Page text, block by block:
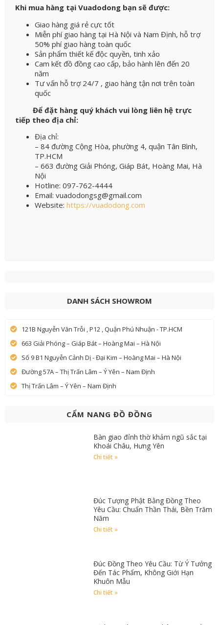
Khi mua hàng tại Vuadodong bạn sẽ được:
Giao hàng giá rẻ cực tốt
Miễn phí giao hàng tại Hà Nội và Nam Định, hỗ trợ
50% phí giao hàng toàn quốc
Sản phẩm thiết kế độc quyền, tinh xảo
Cam kết đồ đồng cao cấp, bảo hành lên đến 20
năm
Tư vấn hỗ trợ 24/7 , giao hàng tận nơi trên toàn
quốc
Để đặt hàng quý khách vui lòng liên hệ trực
tiếp theo địa chỉ:
Địa chỉ:
– 84 đường Cộng Hòa, phường 4, quận Tân Bình,
TP.HCM
– 663 đường Giải Phóng, Giáp Bát, Hoàng Mai, Hà
Nội
Hotline: 097-762-4444
Email: vuadodongsg@gmail.com
Website: https://vuadodong.com
DANH SÁCH SHOWROM
121B Nguyễn Văn Trỗi , P12 , Quận Phú Nhuận - TP.HCM
663 Giải Phóng – Giáp Bát – Hoàng Mai – Hà Nội
Số 9 B1 Nguyễn Cảnh Dị - Đại Kim – Hoàng Mai – Hà Nội
Đường 57A – Thị Trấn Lâm – Ý Yên – Nam Định
Thị Trấn Lâm – Ý Yên – Nam Định
CẨM NANG ĐỒ ĐỒNG
Bàn giao đỉnh thờ khảm ngũ sắc tại
Khoái Châu, Hưng Yên
Chi tiết »
Đúc Tượng Phật Bằng Đồng Theo
Yêu Cầu: Chuẩn Thần Thái, Bền Trăm
Năm
Chi tiết »
Đúc Đồng Theo Yêu Cầu: Từ Ý Tưởng
Đến Tác Phẩm, Không Giới Hạn
Khuôn Mẫu
Chi tiết »